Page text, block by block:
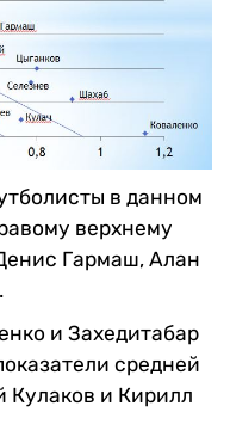
в данном
верхнему
Гармаш, Алан
и Захедитабар
средней
Кулаков и Кирилл